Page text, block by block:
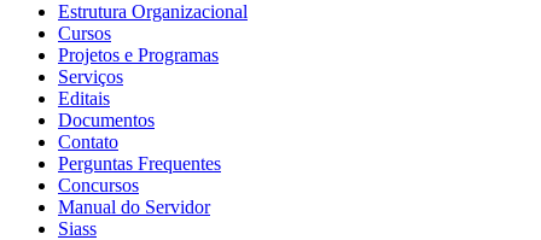
Estrutura Organizacional
Cursos
Projetos e Programas
Serviços
Editais
Documentos
Contato
Perguntas Frequentes
Concursos
Manual do Servidor
Siass